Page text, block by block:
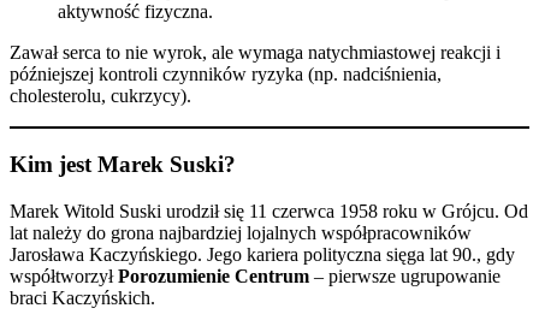
aktywność fizyczna.
Zawał serca to nie wyrok, ale wymaga natychmiastowej reakcji i
późniejszej kontroli czynników ryzyka (np. nadciśnienia,
cholesterolu, cukrzycy).
Kim jest Marek Suski?
Marek Witold Suski urodził się 11 czerwca 1958 roku w Grójcu. Od
lat należy do grona najbardziej lojalnych współpracowników
Jarosława Kaczyńskiego. Jego kariera polityczna sięga lat 90., gdy
współtworzyłPorozumienie Centrum – pierwsze ugrupowanie
braci Kaczyńskich.